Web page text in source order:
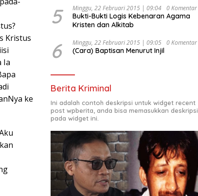
Kristus
Ia
ke
5 Minggu, 22 Februari 2015 | 09:04 0 Komentar
Bukti-Bukti Logis Kebenaran Agama
Kristen dan Alkitab
6 Minggu, 22 Februari 2015 | 09:05 0 Komentar
(Cara) Baptisan Menurut Injil
Berita Kriminal
Ini adalah contoh deskripsi untuk widget recent
post wpberita, anda bisa memasukkan deskripsi
pada widget ini.